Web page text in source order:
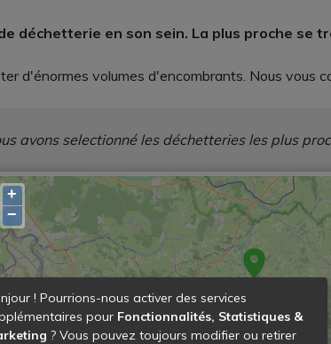
déchetterie en son sein. La plus proche se
d'énormes volumes d'encombrants. Nous vous
avons selectionné les déchetteries les plus
+
−
! Pourrions-nous activer des services
pour Fonctionnalités, Statistiques &
? Vous pouvez toujours modifier ou retirer